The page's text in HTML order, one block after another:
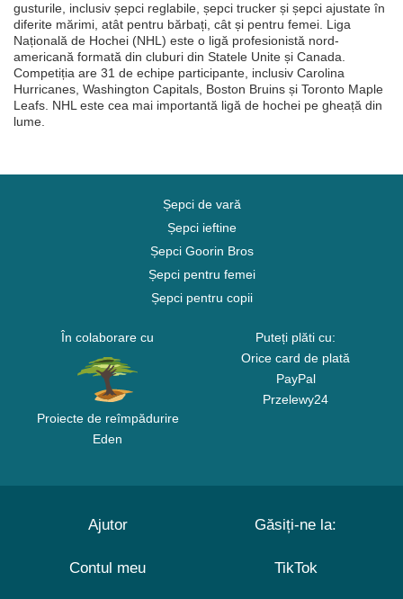
gusturile, inclusiv șepci reglabile, șepci trucker și șepci ajustate în
diferite mărimi, atât pentru bărbați, cât și pentru femei. Liga
Națională de Hochei (NHL) este o ligă profesionistă nord-
americană formată din cluburi din Statele Unite și Canada.
Competiția are 31 de echipe participante, inclusiv Carolina
Hurricanes, Washington Capitals, Boston Bruins și Toronto Maple
Leafs. NHL este cea mai importantă ligă de hochei pe gheață din
lume.
Șepci de vară
Șepci ieftine
Șepci Goorin Bros
Șepci pentru femei
Șepci pentru copii
În colaborare cu
Proiecte de reîmpădurire
Eden
Puteți plăti cu:
Orice card de plată
PayPal
Przelewy24
Ajutor
Contul meu
Găsiți-ne la:
TikTok